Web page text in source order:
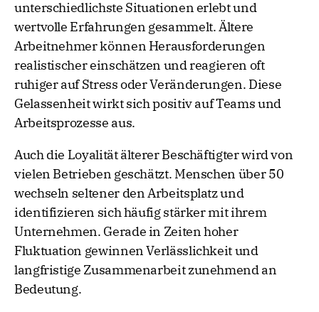
unterschiedlichste Situationen erlebt und
wertvolle Erfahrungen gesammelt. Ältere
Arbeitnehmer können Herausforderungen
realistischer einschätzen und reagieren oft
ruhiger auf Stress oder Veränderungen. Diese
Gelassenheit wirkt sich positiv auf Teams und
Arbeitsprozesse aus.
Auch die Loyalität älterer Beschäftigter wird von
vielen Betrieben geschätzt. Menschen über 50
wechseln seltener den Arbeitsplatz und
identifizieren sich häufig stärker mit ihrem
Unternehmen. Gerade in Zeiten hoher
Fluktuation gewinnen Verlässlichkeit und
langfristige Zusammenarbeit zunehmend an
Bedeutung.